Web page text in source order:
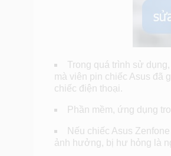
Trong quá trình sử
mà viên pin chiếc Asus đã
chiếc điện thoại.
Phần mềm, ứng dụng
Nếu chiếc Asus
ảnh hưởng, bị hư hỏng là